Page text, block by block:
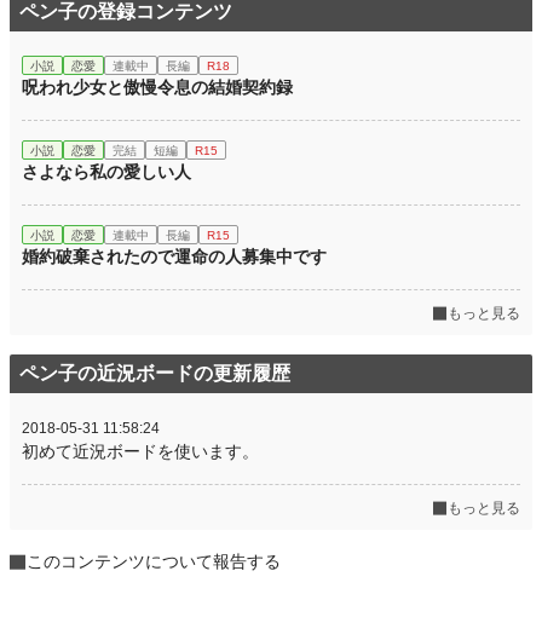
ペン子の登録コンテンツ
小説 恋愛 連載中 長編 R18
呪われ少女と傲慢令息の結婚契約録
小説 恋愛 完結 短編 R15
さよなら私の愛しい人
小説 恋愛 連載中 長編 R15
婚約破棄されたので運命の人募集中です
もっと見る
ペン子の近況ボードの更新履歴
2018-05-31 11:58:24
初めて近況ボードを使います。
もっと見る
このコンテンツについて報告する